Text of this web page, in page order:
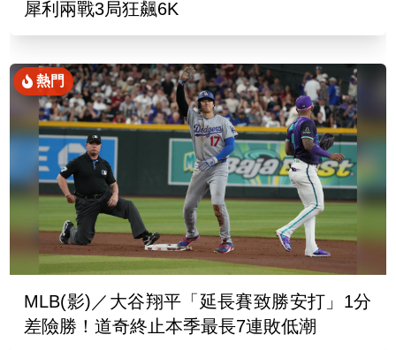
犀利兩戰3局狂飆6K
熱門
MLB(影)／大谷翔平「延長賽致勝安打」1分
差險勝！道奇終止本季最長7連敗低潮